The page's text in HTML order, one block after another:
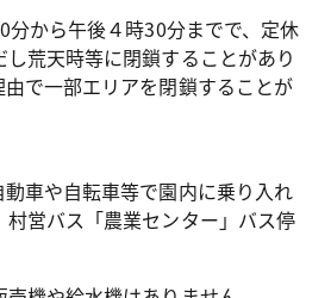
分から午後４時30分までで、定休
荒天時等に閉鎖することがあり
由で一部エリアを閉鎖することが
車や自転車等で園内に乗り入れ
村営バス「農業センター」バス停